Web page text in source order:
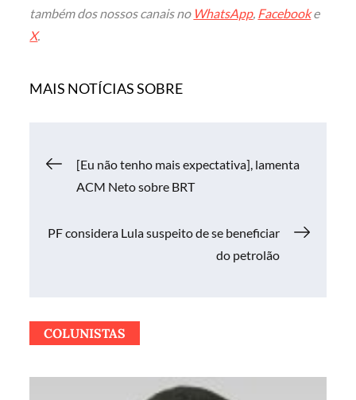
também dos nossos canais no WhatsApp, Facebooke
X.
MAIS NOTÍCIAS SOBRE
Navegação
[Eu não tenho mais expectativa], lamenta
ACM Neto sobre BRT
PF considera Lula suspeito de se beneficiar
do petrolão
COLUNISTAS